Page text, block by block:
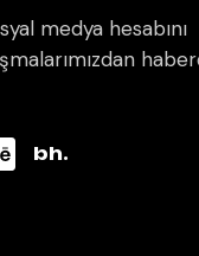
medya hesabını
bh.